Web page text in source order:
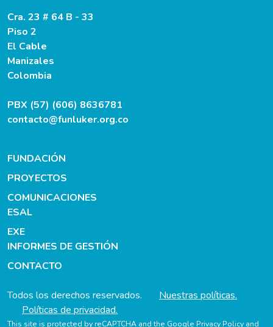
Cra. 23 # 64 B - 33
Piso 2
El Cable
Manizales
Colombia
PBX (57) (606) 8636781
contacto@funluker.org.co
FUNDACIÓN
PROYECTOS
COMUNICACIONES
ESAL
EXE
INFORMES DE GESTIÓN
CONTACTO
Todos los derechos reservados.
Nuestras políticas.
Políticas de privacidad.
This site is protected by reCAPTCHA and the Google Privacy Policy and